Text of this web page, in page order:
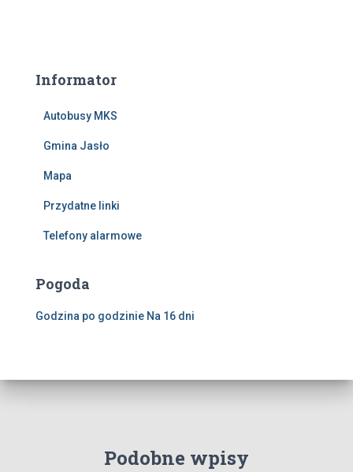
Informator
Autobusy MKS
Gmina Jasło
Mapa
Przydatne linki
Telefony alarmowe
Pogoda
Godzina po godzinie Na 16 dni
Podobne wpisy